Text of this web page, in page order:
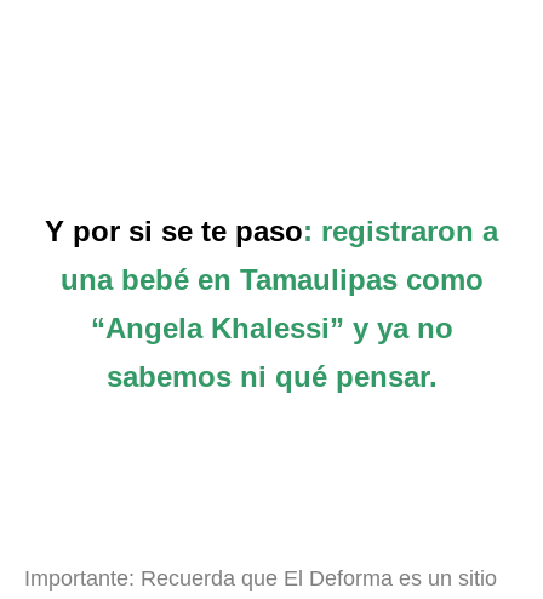
Y por si se te paso: registraron a
una bebé en Tamaulipas como
“Angela Khalessi” y ya no
sabemos ni qué pensar.
Importante: Recuerda que El Deforma es un sitio